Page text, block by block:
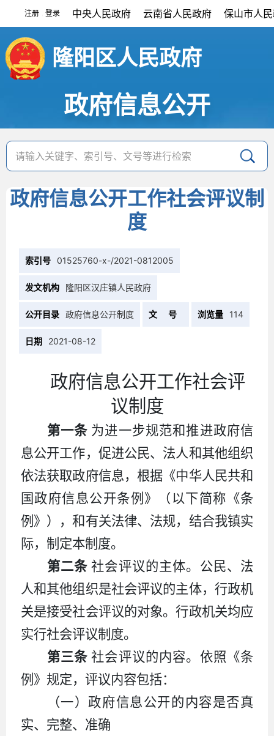
注册 登录 中央人民政府 云南省人民政府 保山市人
隆阳区人民政府
政府信息公开
政府信息公开工作社会评议制
度
索引号 01525760-x-/2021-0812005
发文机构 隆阳区汉庄镇人民政府
公开目录 政府信息公开制度 文 号 浏览量 114
日期 2021-08-12
政府信息公开工作社会评
议制度
第一条 为进一步规范和推进政府信
息公开工作，促进公民、法人和其他组织
依法获取政府信息，根据《中华人民共和
国政府信息公开条例》（以下简称《条
例》），和有关法律、法规，结合我镇实
际，制定本制度。
第二条 社会评议的主体。公民、法
人和其他组织是社会评议的主体，行政机
关是接受社会评议的对象。行政机关均应
实行社会评议制度。
第三条 社会评议的内容。依照《条
例》规定，评议内容包括：
（一）政府信息公开的内容是否真
实、完整、准确